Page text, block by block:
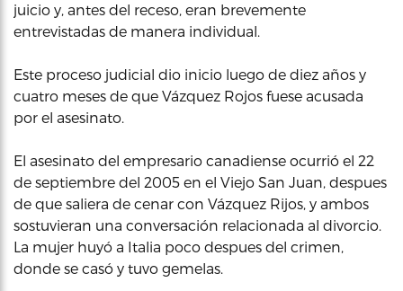
juicio y, antes del receso, eran brevemente
entrevistadas de manera individual.
Este proceso judicial dio inicio luego de diez años y
cuatro meses de que Vázquez Rojos fuese acusada
por el asesinato.
El asesinato del empresario canadiense ocurrió el 22
de septiembre del 2005 en el Viejo San Juan, despues
de que saliera de cenar con Vázquez Rijos, y ambos
sostuvieran una conversación relacionada al divorcio.
La mujer huyó a Italia poco despues del crimen,
donde se casó y tuvo gemelas.